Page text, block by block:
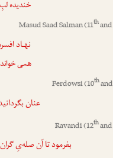
خندیده
Masud Saad Salman(11th
نهـاد
همی
Ferdowsi(10th
عنان
Ravandi(12th
بفرمود تا آن صله‌یِ گران